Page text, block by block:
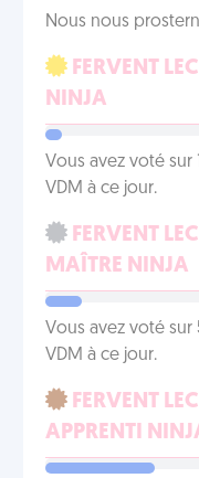
Nous nous
FERVENT
NINJA
Vous avez voté sur
VDM à ce jour.
FERVENT
MAÎTRE NINJA
Vous avez voté
VDM à ce jour.
FERVENT
APPRENTI